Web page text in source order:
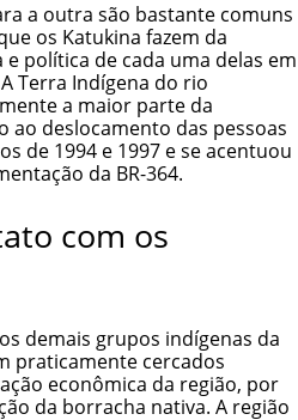
a outra são bastante comuns
os Katukina fazem da
política de cada uma delas em
Terra Indígena do rio
a maior parte da
ao deslocamento das pessoas
de 1994 e 1997 e se acentuou
da BR-364.
com os
demais grupos indígenas da
praticamente cercados
econômica da região, por
da borracha nativa. A região